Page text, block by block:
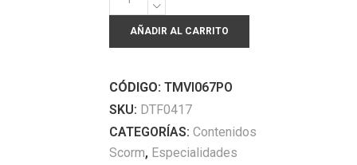
y
carga
en
operaciones
de
recuperación
AÑADIR AL CARRITO
CÓDIGO: TMVI067PO
SKU: DTF0417
CATEGORÍAS: Contenidos
Scorm, Especialidades